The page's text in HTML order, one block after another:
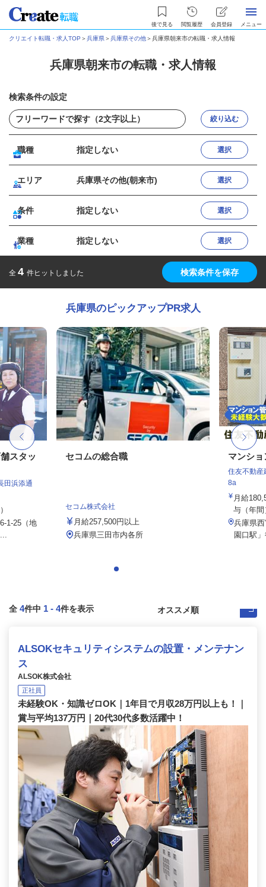
後で見る 閲覧履歴 会員登録 メニュー
クリエイト転職・求人TOP ＞兵庫県＞兵庫県その他＞兵庫県朝来市の転職・求人情報
兵庫県朝来市の転職・求人情報
検索条件の設定
絞り込む
職種 指定しない 選択
エリア 兵庫県その他(朝来市) 選択
条件 指定しない 選択
業種 指定しない 選択
全 4 件ヒットしました 検索条件を保存
兵庫県のピックアップPR求人
スタッ
田浜添通
1-25（地
セコムの総合職
セコム株式会社
月給257,500円以上
兵庫県三田市内各所
マンシ
住友不動産
8a
月給
与（年
兵庫県
園口駅
全 4件中 1 - 4件を表示
ALSOKセキュリティシステムの設置・メンテナン
ス
ALSOK株式会社
正社員
未経験OK・知識ゼロOK｜1年目で月収28万円以上も！｜
賞与平均137万円｜20代30代多数活躍中！